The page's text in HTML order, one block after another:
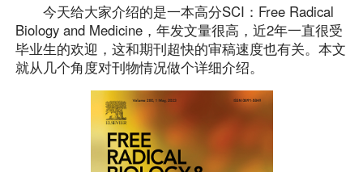
今天给大家介绍的是一本高分SCI：Free Radical
Biology and Medicine，年发文量很高，近2年一直很受
毕业生的欢迎，这和期刊超快的审稿速度也有关。本文
就从几个角度对刊物情况做个详细介绍。